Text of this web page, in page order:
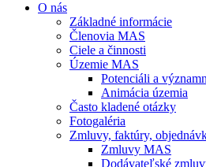
O nás
Základné informácie
Členovia MAS
Ciele a činnosti
Územie MAS
Potenciáli a
Animácia územia
Často kladené otázky
Fotogaléria
Zmluvy, faktúry,
Zmluvy MAS
Dodávateľské